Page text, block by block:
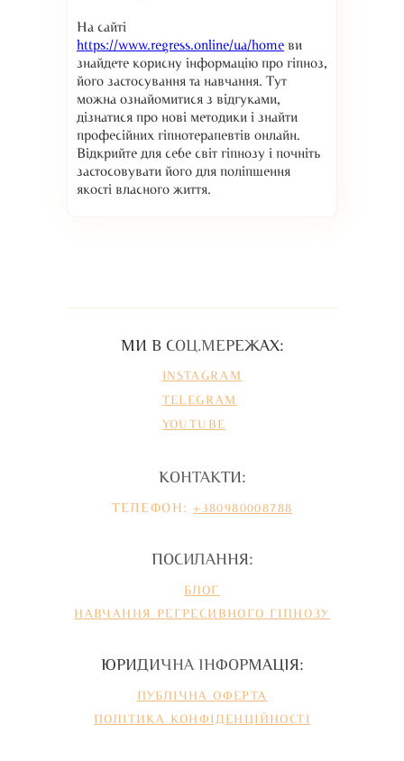
На сайті
https://www.regress.online/ua/home ви
знайдете корисну інформацію про гіпноз,
його застосування та навчання. Тут
можна ознайомитися з відгуками,
дізнатися про нові методики і знайти
професійних гіпнотерапевтів онлайн.
Відкрийте для себе світ гіпнозу і почніть
застосовувати його для поліпшення
якості власного життя.
МИ В СОЦ.МЕРЕЖАХ:
INSTAGRAM
TELEGRAM
YOUTUBE
КОНТАКТИ:
ТЕЛЕФОН:+380980008788
ПОСИЛАННЯ:
БЛОГ
НАВЧАННЯ РЕГРЕСИВНОГО ГІПНОЗУ
ЮРИДИЧНА ІНФОРМАЦІЯ:
ПУБЛІЧНА ОФЕРТА
ПОЛІТИКА КОНФІДЕНЦІЙНОСТІ